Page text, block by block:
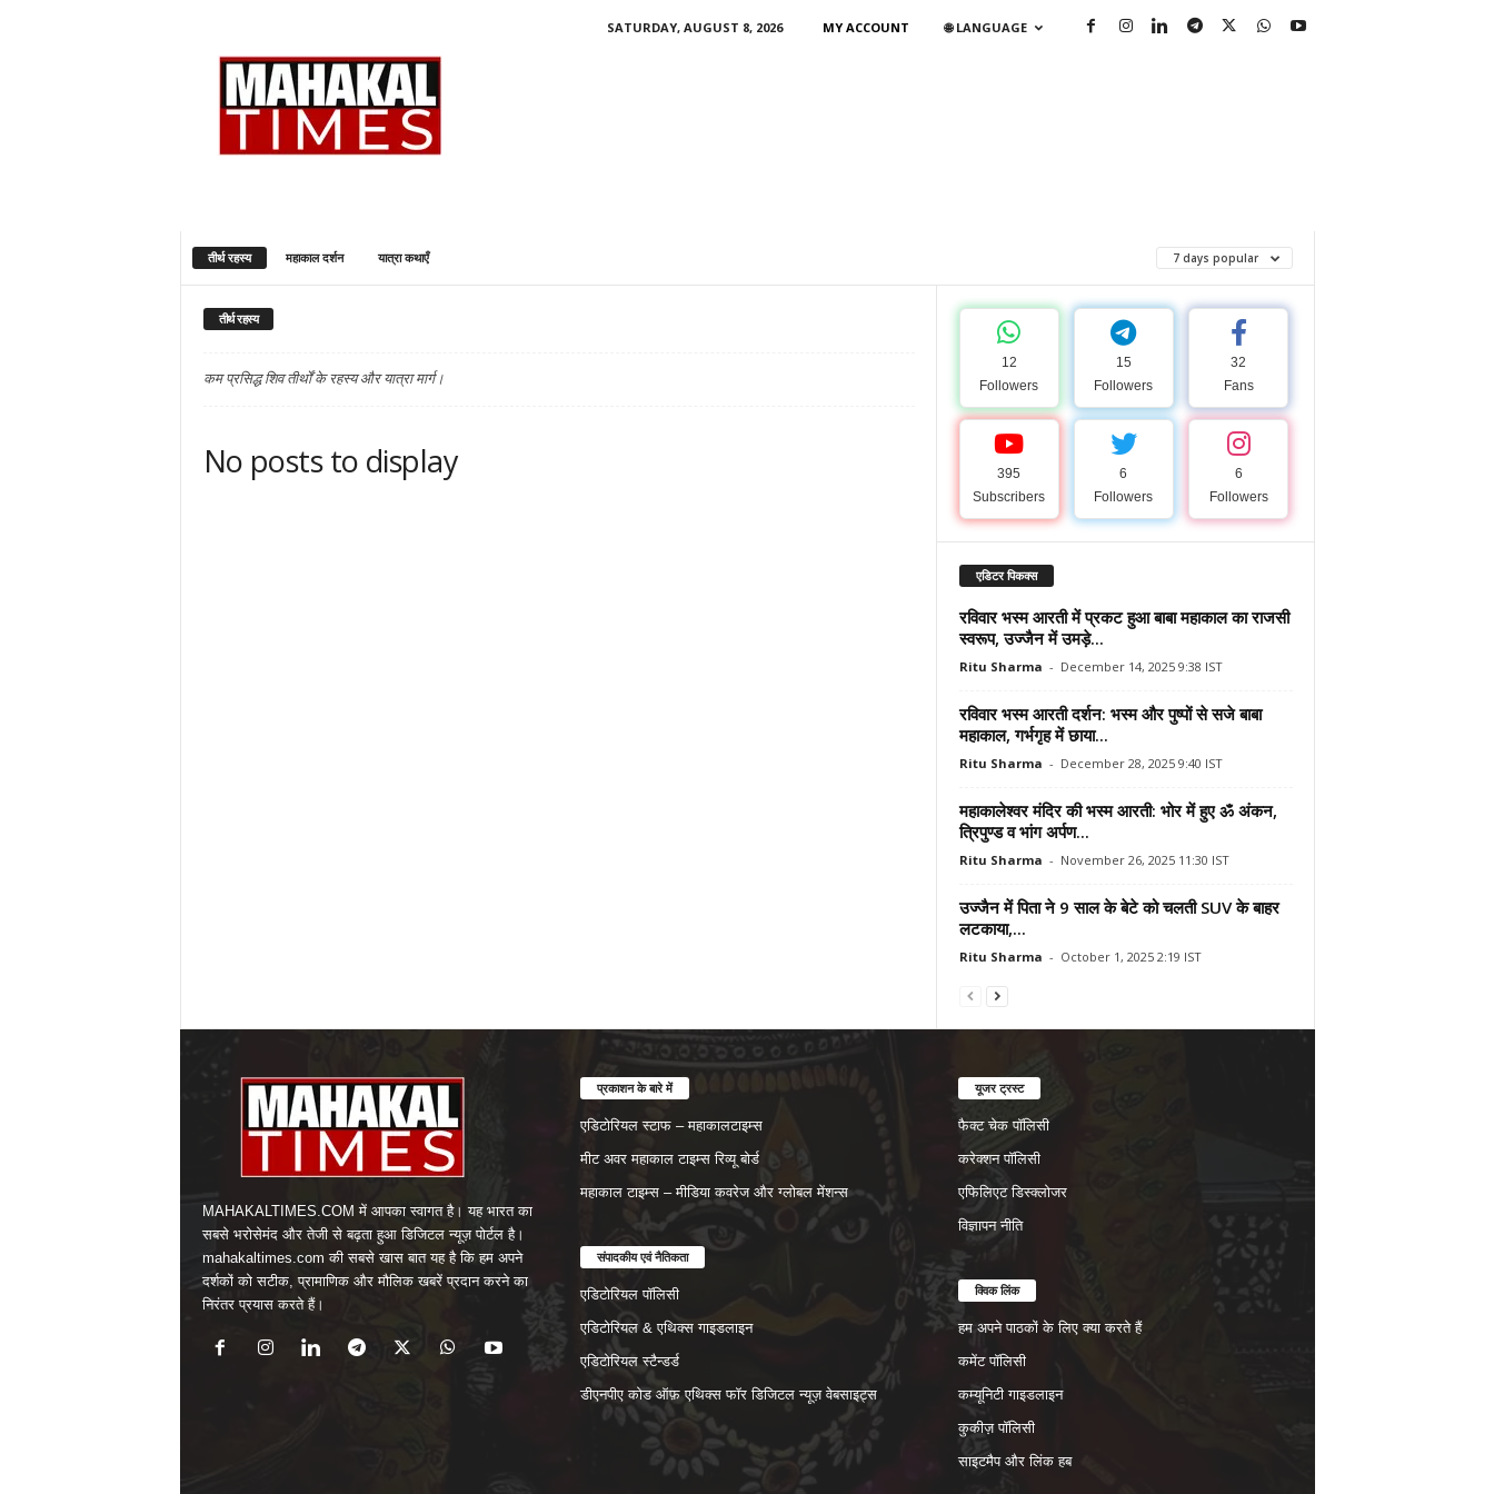
SATURDAY, AUGUST 8, 2026 MY ACCOUNT
🌐 LANGUAGE
e
तीर्थ रहस्य महाकाल दर्शन यात्रा कथाएँ 7 days popular
तीर्थ रहस्य
कम प्रसिद्ध शिव तीर्थों के रहस्य और यात्रा मार्ग।
No posts to display
12
Followers
15
Followers
32
Fans
395
Subscribers
6
Followers
6
Followers
एडिटर पिकक्स
रविवार भस्म आरती में प्रकट हुआ बाबा महाकाल का राजसी
स्वरूप, उज्जैन में उमड़े...
Ritu Sharma - December 14, 2025 9:38 IST
रविवार भस्म आरती दर्शन: भस्म और पुष्पों से सजे बाबा
महाकाल, गर्भगृह में छाया...
Ritu Sharma - December 28, 2025 9:40 IST
महाकालेश्वर मंदिर की भस्म आरती: भोर में हुए ॐ अंकन,
त्रिपुण्ड व भांग अर्पण...
Ritu Sharma - November 26, 2025 11:30 IST
उज्जैन में पिता ने 9 साल के बेटे को चलती SUV के बाहर
लटकाया,...
Ritu Sharma - October 1, 2025 2:19 IST
MAHAKALTIMES.COM में आपका स्वागत है। यह भारत का
सबसे भरोसेमंद और तेजी से बढ़ता हुआ डिजिटल न्यूज़ पोर्टल है।
mahakaltimes.com की सबसे खास बात यह है कि हम अपने
दर्शकों को सटीक, प्रामाणिक और मौलिक खबरें प्रदान करने का
निरंतर प्रयास करते हैं।
प्रकाशन के बारे में
एडिटोरियल स्टाफ – महाकालटाइम्स
मीट अवर महाकाल टाइम्स रिव्यू बोर्ड
महाकाल टाइम्स – मीडिया कवरेज और ग्लोबल मेंशन्स
संपादकीय एवं नैतिकता
एडिटोरियल पॉलिसी
एडिटोरियल & एथिक्स गाइडलाइन
एडिटोरियल स्टैन्डर्ड
डीएनपीए कोड ऑफ़ एथिक्स फॉर डिजिटल न्यूज़ वेबसाइट्स
यूजर ट्रस्ट
फैक्ट चेक पॉलिसी
करेक्शन पॉलिसी
एफिलिएट डिस्क्लोजर
विज्ञापन नीति
क्विक लिंक
हम अपने पाठकों के लिए क्या करते हैं
कमेंट पॉलिसी
कम्यूनिटी गाइडलाइन
कुकीज़ पॉलिसी
साइटमैप और लिंक हब